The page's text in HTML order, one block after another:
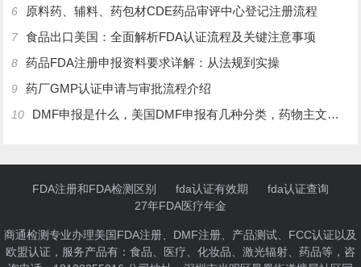
6 原料药、辅料、药包材CDE药品审评中心登记注册流程
7 食品出口美国：全面解析FDA认证流程及关键注意事项
8 药品FDA注册申报资料要求详解：从法规到实操
9 药厂GMP认证申请与审批流程介绍
10 DMF申报是什么，美国DMF申报有几种分类，药物主文件备案流程介绍
FDA注册和FDA检测区别 fda认证有效期
fda认证查询
27年FDA医疗年金
商通检测专业办理美国FDA注册、DMF注册、产品测试、FCC认证以及
欧盟认证，服务产品有：食品、医疗、化妆品、激光辐射、药品等，咨